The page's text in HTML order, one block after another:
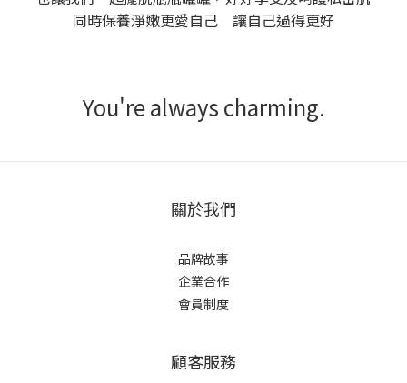
同時保養淨嫩更愛自己 讓自己過得更好
You're always charming.
關於我們
品牌故事
企業合作
會員制度
顧客服務